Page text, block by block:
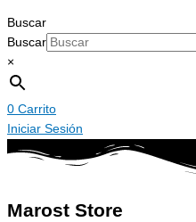
Buscar
Buscar
×
0 Carrito
Iniciar Sesión
Marost Store